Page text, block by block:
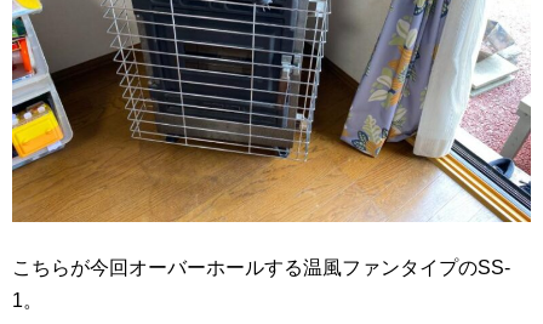
こちらが今回オーバーホールする温風ファンタイプのSS-
1。